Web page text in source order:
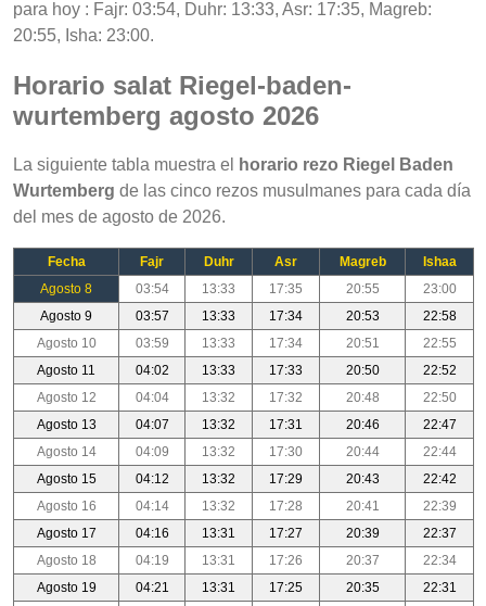
para hoy : Fajr: 03:54, Duhr: 13:33, Asr: 17:35, Magreb:
20:55, Isha: 23:00.
Horario salat Riegel-baden-
wurtemberg agosto 2026
La siguiente tabla muestra el
horario rezo Riegel Baden
Wurtemberg de las cinco rezos musulmanes para cada día
del mes de agosto de 2026.
Fecha Fajr Duhr Asr Magreb
Ishaa
Agosto 8
03:54 13:33 17:35 20:55
23:00
Agosto 9
03:57 13:33 17:34 20:53
22:58
Agosto 10
03:59 13:33 17:34 20:51
22:55
Agosto 11
04:02 13:33 17:33 20:50
22:52
Agosto 12
04:04 13:32 17:32 20:48
22:50
Agosto 13
04:07 13:32 17:31 20:46
22:47
Agosto 14
04:09 13:32 17:30 20:44
22:44
Agosto 15
04:12 13:32 17:29 20:43
22:42
Agosto 16
04:14 13:32 17:28 20:41
22:39
Agosto 17
04:16 13:31 17:27 20:39
22:37
Agosto 18
04:19 13:31 17:26 20:37
22:34
Agosto 19
04:21 13:31 17:25 20:35
22:31